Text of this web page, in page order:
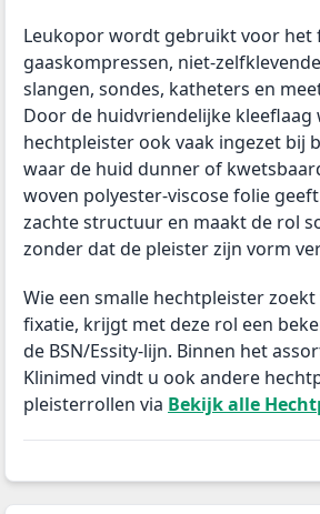
Leukopor wordt gebruikt voor het
gaaskompressen, niet-
slangen, sondes, katheters en
Door de huidvriendelijke kleeflaag
hechtpleister ook vaak ingezet bij
waar de huid dunner of
woven polyester-viscose folie
zachte structuur en maakt de rol
zonder dat de pleister zijn vorm
Wie een smalle hechtpleister
fixatie, krijgt met deze rol een
de BSN/Essity-lijn. Binnen het
Klinimed vindt u ook andere
pleisterrollen via Bekijk alle